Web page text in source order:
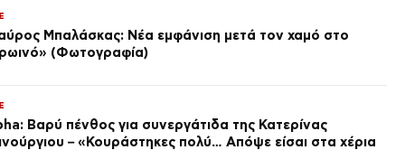
ρωσικά πλήγματα στο
περιοχές βρίσκονται στο
επίκεντρο και μέχρι πότε θα
πριν από 8 ώρες
Μπαλάσκας: Νέα εμφάνιση μετά τον χαμό στο
(Φωτογραφία)
Βαρύ πένθος για συνεργάτιδα της Κατερίνας
– «Κουράστηκες πολύ… Απόψε είσαι στα χέρια